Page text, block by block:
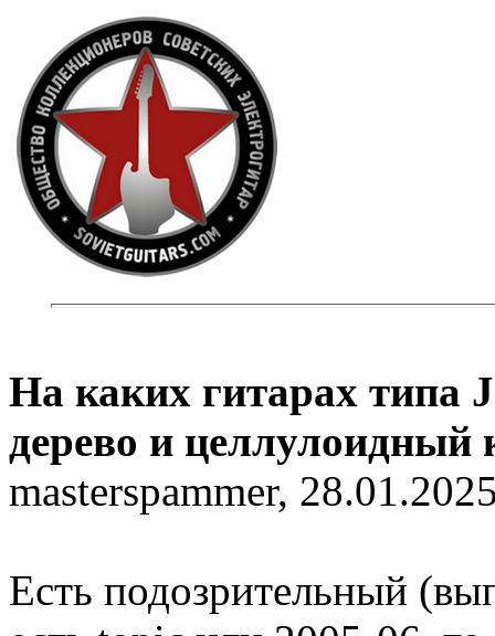
На каких гитарах типа
дерево и целлулоидный
masterspammer,
Есть подозрительный